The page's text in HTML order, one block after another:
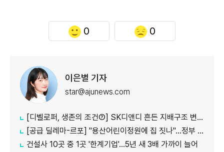
0 0
이은별 기자
star@ajunews.com
[디벨로퍼, 생존의 조건⑦] SK디앤디 흔든 지배구조 변화…1367억 증자로 '현금' 사수
[공급 딜레마-르포] "용산어린이정원에 집 짓나"…정부 공급 검토에 서울시·주민 반발
건설사 10곳 중 1곳 '한계기업'…5년 새 3배 가까이 늘어